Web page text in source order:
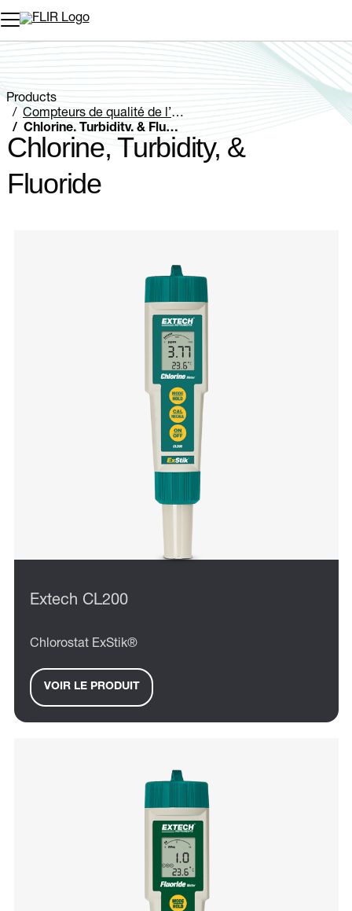
Unread messages
Modèle
Supprimer
articles
Ajouter au panier
Ajouté au panier
Products
Compteurs de qualité de l’eau
Chlorine, Turbidity, & Fluoride
Chlorine, Turbidity, &
Fluoride
Extech CL200
Chlorostat ExStik®
VOIR LE PRODUIT